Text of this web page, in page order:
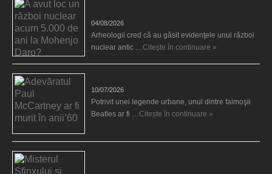
04/08/2026
Arheologii cred că au găsit evidenţele unui război
nuclear antic …Citește în continuare »
10/07/2026
Potrivit unei legende urbane, unul dintre faimoşii
Beatles ar fi …Citește în continuare »